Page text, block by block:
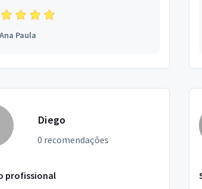
Ana Paula
Diego
0 recomendações
profissional